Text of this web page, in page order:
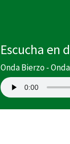
Escucha en
Onda Bierzo -